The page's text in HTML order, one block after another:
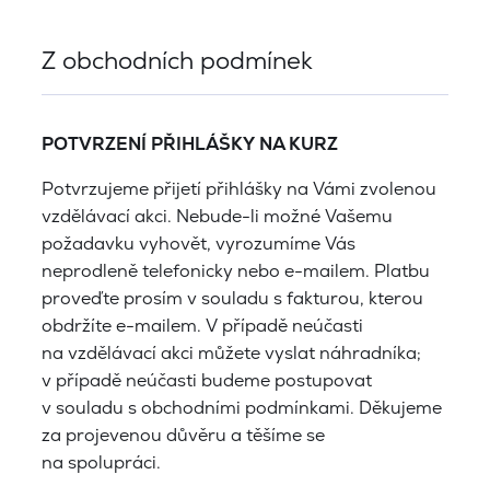
Z obchodních podmínek
POTVRZENÍ PŘIHLÁŠKY NA KURZ
Potvrzujeme přijetí přihlášky na Vámi zvolenou
vzdělávací akci. Nebude-li možné Vašemu
požadavku vyhovět, vyrozumíme Vás
neprodleně telefonicky nebo e-mailem. Platbu
proveďte prosím v souladu s fakturou, kterou
obdržíte e-mailem. V případě neúčasti
na vzdělávací akci můžete vyslat náhradníka;
v případě neúčasti budeme postupovat
v souladu s obchodními podmínkami. Děkujeme
za projevenou důvěru a těšíme se
na spolupráci.